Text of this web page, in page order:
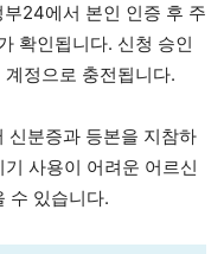
24에서 본인 인증 후 주
확인됩니다. 신청 승인
정으로 충전됩니다.
신분증과 등본을 지참하
사용이 어려운 어르신
수 있습니다.